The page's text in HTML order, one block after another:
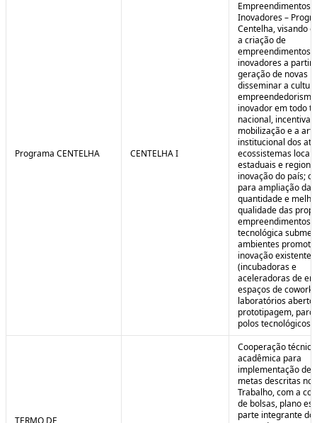
Programa CENTELHA CENTELHA I
Empreendimentos
Inovadores –
Centelha, visando
a criação de
empreendimentos
inovadores a partir
geração de novas
disseminar a
empreendedorismo
inovador em todo
nacional,
mobilização e a
institucional dos
ecossistemas
estaduais e
inovação do país;
para ampliação da
quantidade e
qualidade das
empreendimentos
tecnológica
ambientes
inovação
(incubadoras e
aceleradoras de
espaços de
laboratórios
prototipagem,
polos tecnológicos
TERMO DE
Cooperação
acadêmica para
implementação de
metas descritas no
Trabalho, com a
de bolsas, plano
parte integrante do